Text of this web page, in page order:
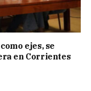
ejes, se
en Corrientes